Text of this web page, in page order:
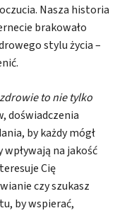
Nasza historia
brakowało
stylu życia –
zdrowie to nie tylko
doświadczenia
by każdy mógł
na jakość
Cię
czy szukasz
by wspierać,